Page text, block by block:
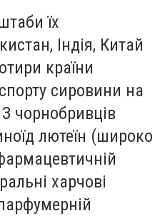
їх
Індія, Китай
країни
сировини на
чорнобривців
лютеїн (широко
харчові